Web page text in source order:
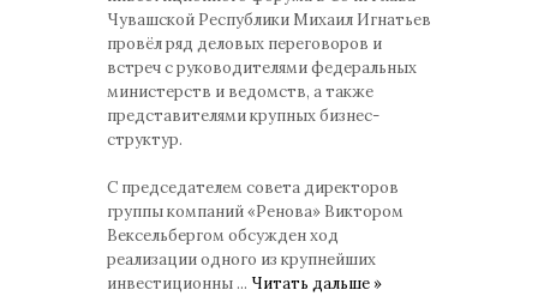
Чувашской Республики Михаил Игнатьев
провёл ряд деловых переговоров и
встреч с руководителями федеральных
министерств и ведомств, а также
представителями крупных бизнес-
структур.
С председателем совета директоров
группы компаний «Ренова» Виктором
Вексельбергом обсужден ход
реализации одного из крупнейших
инвестиционны ... Читать дальше »